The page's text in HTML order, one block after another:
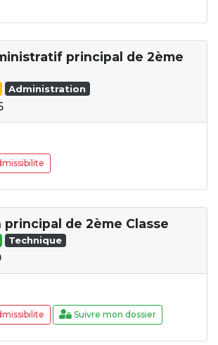
principal de 2ème
Administration
de 2ème Classe
Technique
Suivre mon dossier